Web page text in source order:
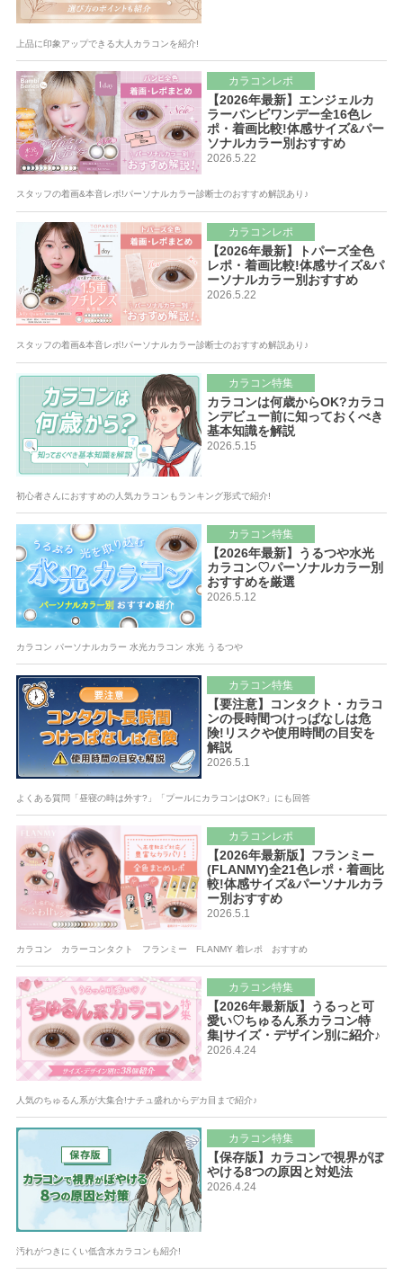
上品に印象アップできる大人カラコンを紹介!
カラコンレポ
【2026年最新】エンジェルカ
ラーバンビワンデー全16色レ
ポ・着画比較!体感サイズ&パー
ソナルカラー別おすすめ
2026.5.22
スタッフの着画&本音レポ!パーソナルカラー診断士のおすすめ解説あり♪
カラコンレポ
【2026年最新】トパーズ全色
レポ・着画比較!体感サイズ&パ
ーソナルカラー別おすすめ
2026.5.22
スタッフの着画&本音レポ!パーソナルカラー診断士のおすすめ解説あり♪
カラコン特集
カラコンは何歳からOK?カラコ
ンデビュー前に知っておくべき
基本知識を解説
2026.5.15
初心者さんにおすすめの人気カラコンもランキング形式で紹介!
カラコン特集
【2026年最新】うるつや水光
カラコン♡パーソナルカラー別
おすすめを厳選
2026.5.12
カラコン パーソナルカラー 水光カラコン 水光 うるつや
カラコン特集
【要注意】コンタクト・カラコ
ンの長時間つけっぱなしは危
険!リスクや使用時間の目安を
解説
2026.5.1
よくある質問「昼寝の時は外す?」「プールにカラコンはOK?」にも回答
カラコンレポ
【2026年最新版】フランミー
(FLANMY)全21色レポ・着画比
較!体感サイズ&パーソナルカラ
ー別おすすめ
2026.5.1
カラコン カラーコンタクト フランミー FLANMY 着レポ おすすめ
カラコン特集
【2026年最新版】うるっと可
愛い♡ちゅるん系カラコン特
集|サイズ・デザイン別に紹介♪
2026.4.24
人気のちゅるん系が大集合!ナチュ盛れからデカ目まで紹介♪
カラコン特集
【保存版】カラコンで視界がぼ
やける8つの原因と対処法
2026.4.24
汚れがつきにくい低含水カラコンも紹介!